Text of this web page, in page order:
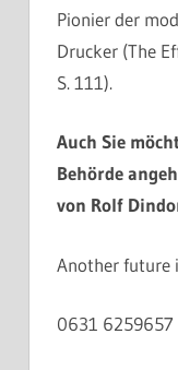
Pionier der
Drucker (The
S. 111).
Auch Sie
Behörde
von Rolf
Another future
0631 6259657